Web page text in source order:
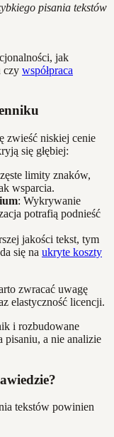
pisania tekstów
jak
czy współpraca
zwieść niskiej cenie
się głębiej:
limity znaków,
wsparcia.
: Wykrywanie
potrafią podnieść
jakości tekst, tym
się na ukryte koszty
zwracać uwagę
elastyczność licencji.
i rozbudowane
pisaniu, a nie analizie
tekstów powinien